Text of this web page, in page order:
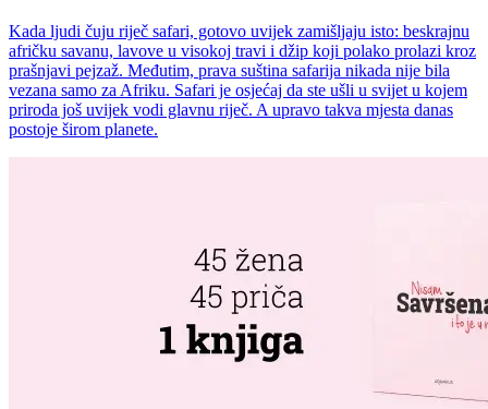
Kada ljudi čuju riječ safari, gotovo uvijek zamišljaju isto: beskrajnu
afričku savanu, lavove u visokoj travi i džip koji polako prolazi kroz
prašnjavi pejzaž. Međutim, prava suština safarija nikada nije bila
vezana samo za Afriku. Safari je osjećaj da ste ušli u svijet u kojem
priroda još uvijek vodi glavnu riječ. A upravo takva mjesta danas
postoje širom planete.